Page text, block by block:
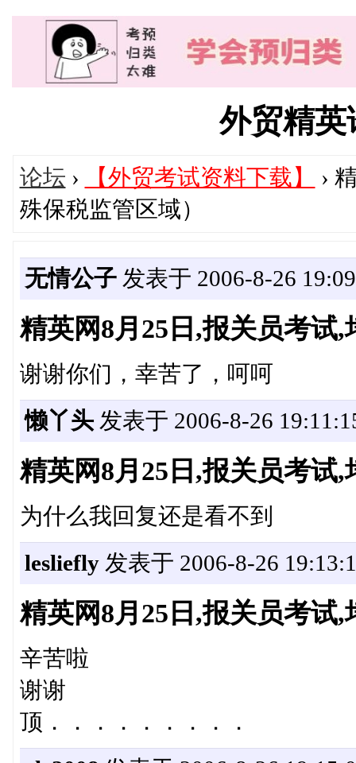
外贸精
论坛 › 【外贸考试资料下载】
›
殊保税监管区域）
无情公子发表于 2006-8-26
精英网8月25日,报关员考试
谢谢你们，幸苦了，呵呵
懒丫头发表于 2006-8-26
精英网8月25日,报关员考试
为什么我回复还是看不到
lesliefly发表于 2006-8-26
精英网8月25日,报关员考试
辛苦啦
谢谢
顶．．．．．．．．．